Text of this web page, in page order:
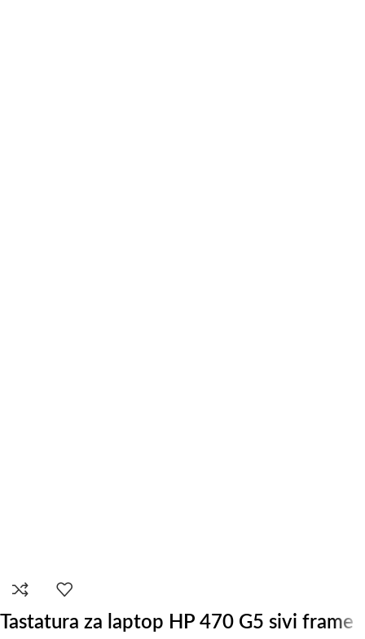
Tastatura za laptop HP 470 G5 sivi frame